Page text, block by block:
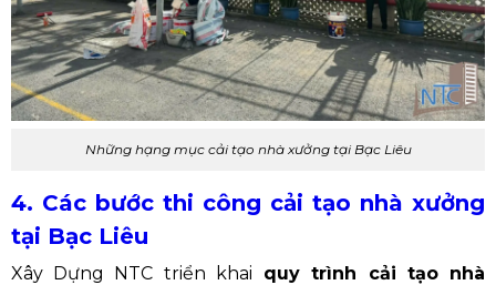
Những hạng mục cải tạo nhà xưởng tại Bạc Liêu
4. Các bước thi công cải tạo nhà xưởng
tại Bạc Liêu
Xây Dựng NTC triển khai quy trình cải tạo nhà